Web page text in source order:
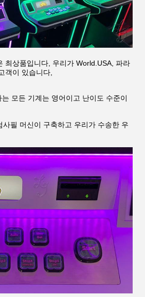
최상품입니다, 우리가 World.USA, 파라
객이 있습니다,
모든 기계는 영어이고 난이도 수준이
필 머신이 구축하고 우리가 수송한 우